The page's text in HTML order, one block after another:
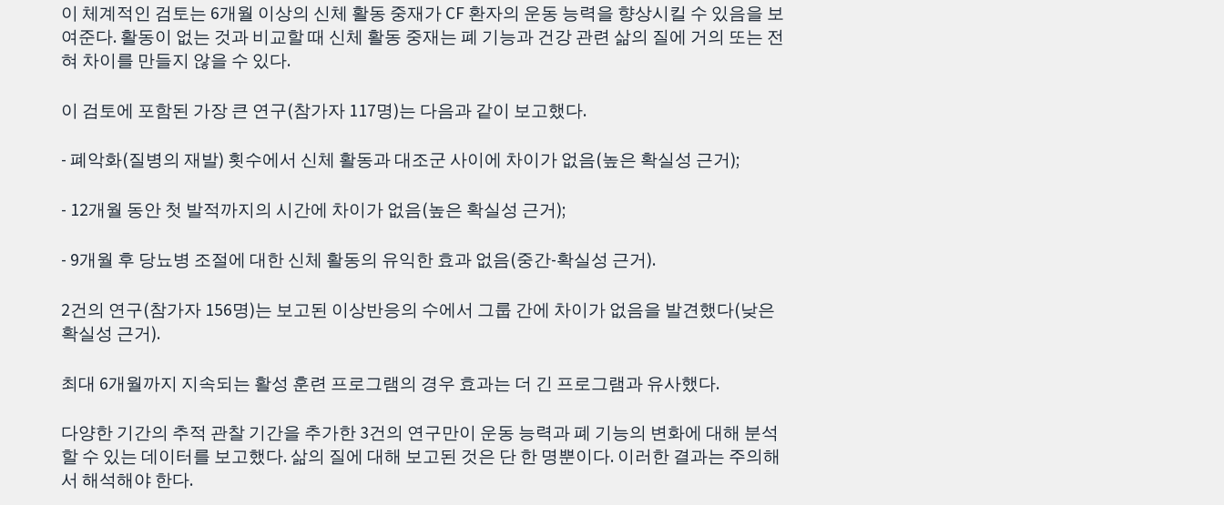
이 체계적인 검토는 6개월 이상의 신체 활동 중재가 CF 환자의 운동 능력을 향상시킬 수 있음을 보
여준다. 활동이 없는 것과 비교할 때 신체 활동 중재는 폐 기능과 건강 관련 삶의 질에 거의 또는 전
혀 차이를 만들지 않을 수 있다.
이 검토에 포함된 가장 큰 연구(참가자 117명)는 다음과 같이 보고했다.
- 폐악화(질병의 재발) 횟수에서 신체 활동과 대조군 사이에 차이가 없음(높은 확실성 근거);
- 12개월 동안 첫 발적까지의 시간에 차이가 없음(높은 확실성 근거);
- 9개월 후 당뇨병 조절에 대한 신체 활동의 유익한 효과 없음(중간-확실성 근거).
2건의 연구(참가자 156명)는 보고된 이상반응의 수에서 그룹 간에 차이가 없음을 발견했다(낮은
확실성 근거).
최대 6개월까지 지속되는 활성 훈련 프로그램의 경우 효과는 더 긴 프로그램과 유사했다.
다양한 기간의 추적 관찰 기간을 추가한 3건의 연구만이 운동 능력과 폐 기능의 변화에 대해 분석
할 수 있는 데이터를 보고했다. 삶의 질에 대해 보고된 것은 단 한 명뿐이다. 이러한 결과는 주의해
서 해석해야 한다.